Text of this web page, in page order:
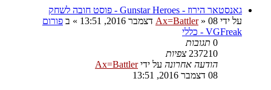
גאנסטאר הירוז - Gunstar Heroes - פוסט חובה לשחק
על ידי
Ax=Battler» 08 דצמבר 2016, 13:51 » ב פורום
VGFreak - כללי
0 תגובות
237210 צפיות
הודעה אחרונה על ידיAx=Battler
08 דצמבר 2016, 13:51